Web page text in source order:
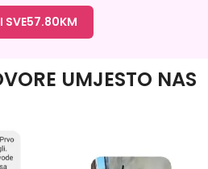
SVE57.80KM
UMJESTO NAS